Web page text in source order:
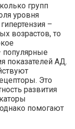
групп
уровня
–
возрастов, то
популярные
показателей АД.
Это
развития
помогают